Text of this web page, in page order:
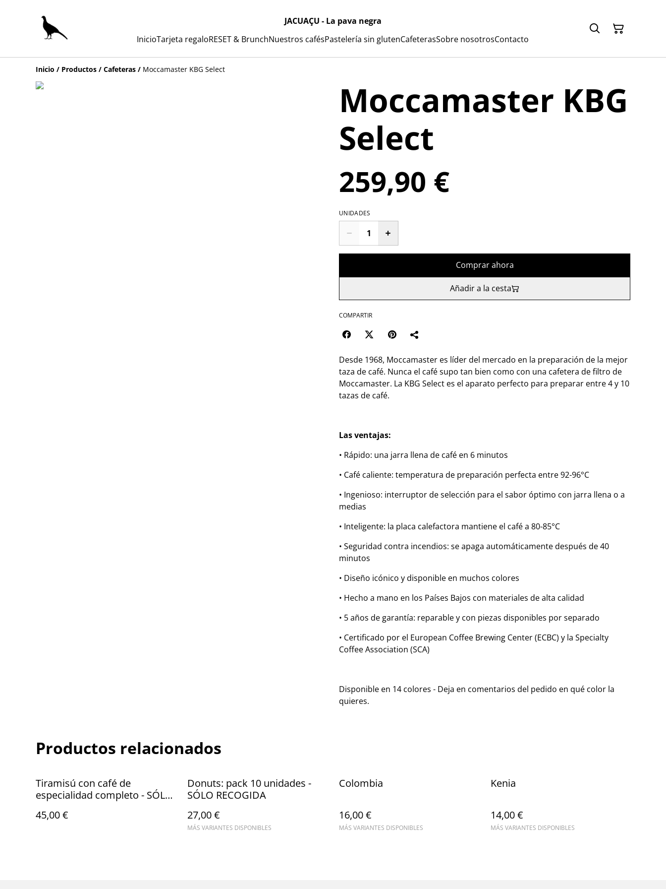
JACUAÇU - La pava negra
InicioTarjeta regaloRESET & BrunchNuestros cafésPastelería sin glutenCafeterasSobre nosotrosContacto
Inicio / Productos / Cafeteras / Moccamaster KBG Select
Moccamaster KBG
Select
259,90 €
UNIDADES
Comprar ahora
Añadir a la cesta
COMPARTIR
Desde 1968, Moccamaster es líder del mercado en la preparación de la mejor
taza de café. Nunca el café supo tan bien como con una cafetera de filtro de
Moccamaster. La KBG Select es el aparato perfecto para preparar entre 4 y 10
tazas de café.
Las ventajas:
• Rápido: una jarra llena de café en 6 minutos
• Café caliente: temperatura de preparación perfecta entre 92-96°C
• Ingenioso: interruptor de selección para el sabor óptimo con jarra llena o a
medias
• Inteligente: la placa calefactora mantiene el café a 80-85°C
• Seguridad contra incendios: se apaga automáticamente después de 40
minutos
• Diseño icónico y disponible en muchos colores
• Hecho a mano en los Países Bajos con materiales de alta calidad
• 5 años de garantía: reparable y con piezas disponibles por separado
• Certificado por el European Coffee Brewing Center (ECBC) y la Specialty
Coffee Association (SCA)
Disponible en 14 colores - Deja en comentarios del pedido en qué color la
quieres.
Productos relacionados
Tiramisú con café de
especialidad completo - SÓLO
45,00 €
Donuts: pack 10 unidades -
SÓLO RECOGIDA
27,00 €
MÁS VARIANTES DISPONIBLES
Colombia
16,00 €
MÁS VARIANTES DISPONIBLES
Kenia
14,00 €
MÁS VARIANTES DISPONIBLES